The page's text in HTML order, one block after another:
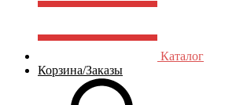
Каталог
Корзина/Заказы